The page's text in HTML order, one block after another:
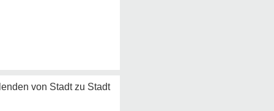
von Stadt zu Stadt